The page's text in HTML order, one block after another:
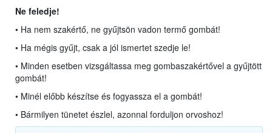
Ne feledje!
• Ha nem szakértő, ne gyűjtsön vadon termő gombát!
• Ha mégis gyűjt, csak a jól ismertet szedje le!
• Minden esetben vizsgáltassa meg gombaszakértővel a gyűjtött
gombát!
• Minél előbb készítse és fogyassza el a gombát!
• Bármilyen tünetet észlel, azonnal forduljon orvoshoz!